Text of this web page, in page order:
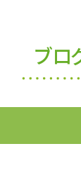
ブロ